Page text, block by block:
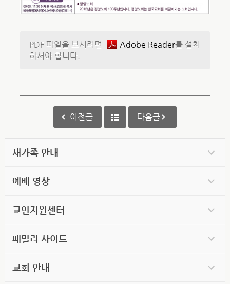
PDF 파일을 보시려면 Adobe Reader를 설치
하셔야 합니다.
이전글 다음글
새가족 안내
예배 영상
교인지원센터
패밀리 사이트
교회 안내